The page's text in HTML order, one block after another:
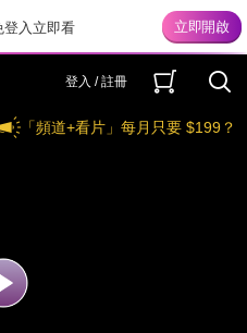
入立即看
登入 / 註冊
「頻道+看片」每月只要 $199？